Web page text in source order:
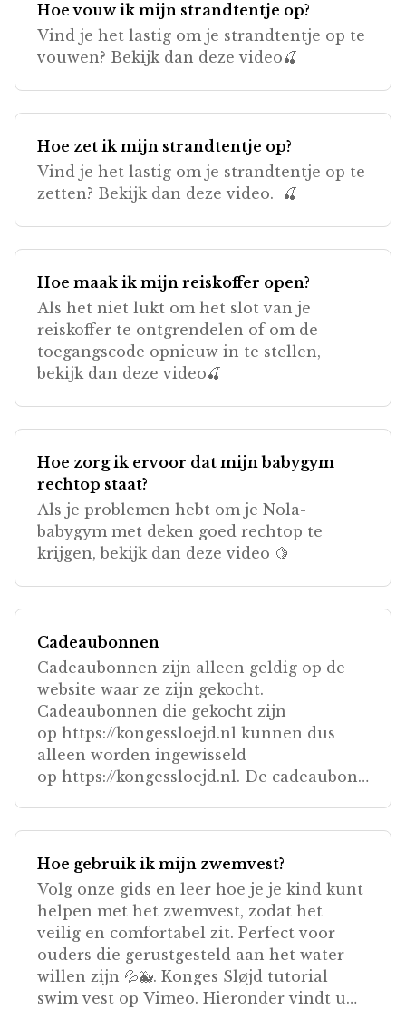
Hoe vouw ik mijn strandtentje op?
Vind je het lastig om je strandtentje op te
vouwen? Bekijk dan deze video🍒
Hoe zet ik mijn strandtentje op?
Vind je het lastig om je strandtentje op te
zetten? Bekijk dan deze video. 🍒
Hoe maak ik mijn reiskoffer open?
Als het niet lukt om het slot van je
reiskoffer te ontgrendelen of om de
toegangscode opnieuw in te stellen,
bekijk dan deze video🍒
Hoe zorg ik ervoor dat mijn babygym
rechtop staat?
Als je problemen hebt om je Nola-
babygym met deken goed rechtop te
krijgen, bekijk dan deze video 🍋
Cadeaubonnen
Cadeaubonnen zijn alleen geldig op de
website waar ze zijn gekocht.
Cadeaubonnen die gekocht zijn
op https://kongessloejd.nl kunnen dus
alleen worden ingewisseld
op https://kongessloejd.nl. De cadeaubon
Hoe gebruik ik mijn zwemvest?
Volg onze gids en leer hoe je je kind kunt
helpen met het zwemvest, zodat het
veilig en comfortabel zit. Perfect voor
ouders die gerustgesteld aan het water
willen zijn 💦🐳. Konges Sløjd tutorial
swim vest op Vimeo. Hieronder vindt u